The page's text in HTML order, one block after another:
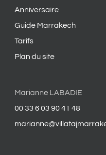
Anniversaire
Guide Marrakech
Tarifs
Plan du site
Marianne LABADIE
00 33 6 03 90 41 48